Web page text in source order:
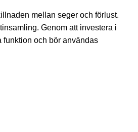
mellan seger och förlust.
Genom att investera i
funktion och bör användas